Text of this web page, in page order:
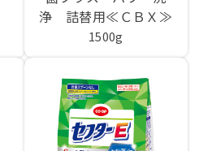
浄 詰替用≪ＣＢＸ≫
1500g